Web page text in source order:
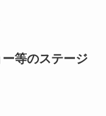
等のステージ